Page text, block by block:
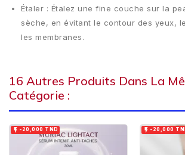
Étaler : Étalez une fine couche sur la
sèche, en évitant le contour des yeux,
les membranes.
16 Autres Produits Dans La
Catégorie :
 -20,000 TND  -20,000